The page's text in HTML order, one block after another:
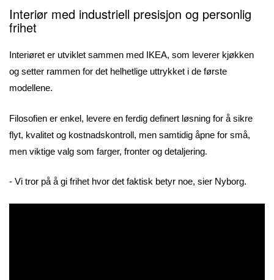
Interiør med industriell presisjon og personlig
frihet
Interiøret er utviklet sammen med IKEA, som leverer kjøkken
og setter rammen for det helhetlige uttrykket i de første
modellene.
Filosofien er enkel, levere en ferdig definert løsning for å sikre
flyt, kvalitet og kostnadskontroll, men samtidig åpne for små,
men viktige valg som farger, fronter og detaljering.
- Vi tror på å gi frihet hvor det faktisk betyr noe, sier Nyborg.